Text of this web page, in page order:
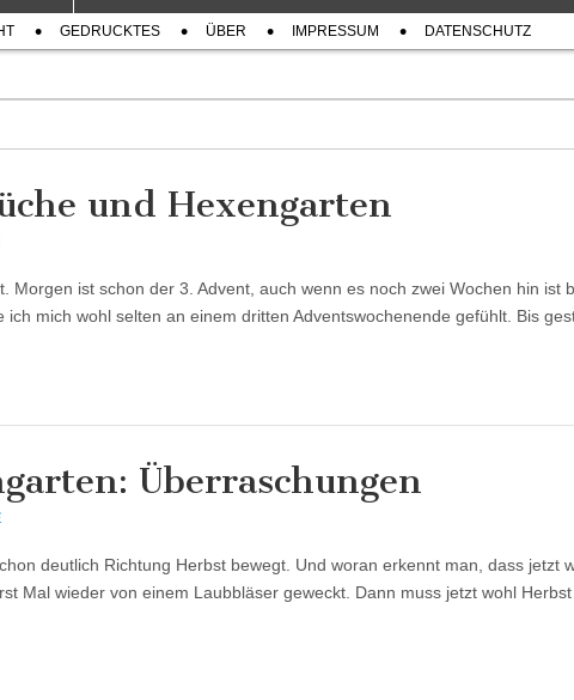
GEDRUCKTES ÜBER IMPRESSUM DATENSCHUTZ
und Hexengarten
Morgen ist schon der 3. Advent, auch wenn es noch zwei Wochen hin ist
mich wohl selten an einem dritten Adventswochenende gefühlt. Bis
Überraschungen
deutlich Richtung Herbst bewegt. Und woran erkennt man, dass jetzt
Mal wieder von einem Laubbläser geweckt. Dann muss jetzt wohl